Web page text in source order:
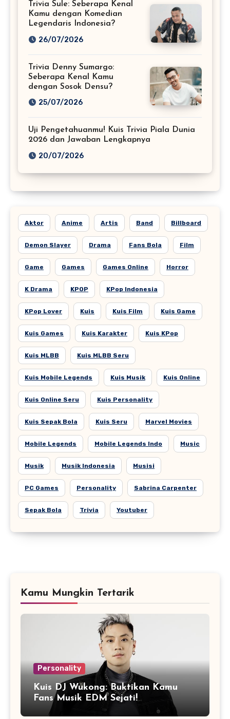
Trivia Sule: Seberapa Kenal
Kamu dengan Komedian
Legendaris Indonesia?
26/07/2026
Trivia Denny Sumargo:
Seberapa Kenal Kamu
dengan Sosok Densu?
25/07/2026
Uji Pengetahuanmu! Kuis Trivia Piala Dunia
2026 dan Jawaban Lengkapnya
20/07/2026
Aktor Anime Artis Band Billboard
Demon Slayer Drama Fans Bola Film
Game Games Games Online Horror
K Drama KPOP KPop Indonesia
KPop Lover Kuis Kuis Film Kuis Game
Kuis Games Kuis Karakter Kuis KPop
Kuis MLBB Kuis MLBB Seru
Kuis Mobile Legends Kuis Musik Kuis Online
Kuis Online Seru Kuis Personality
Kuis Sepak Bola Kuis Seru Marvel Movies
Mobile Legends Mobile Legends Indo Music
Musik Musik Indonesia Musisi
PC Games Personality Sabrina Carpenter
Sepak Bola Trivia Youtuber
Kamu Mungkin Tertarik
Personality
Kuis DJ Wukong: Buktikan Kamu
Fans Musik EDM Sejati!